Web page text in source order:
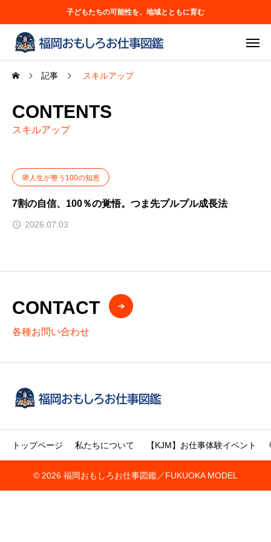
子どもたちの可能性を、地域とともに育む
記事 スキルアップ
CONTENTS
スキルアップ
🧭人生が整う100の知恵
7割の自信、100％の覚悟。つま先プルプル成長法
2026.07.03
CONTACT
各種お問い合わせ
トップページ 私たちについて 【KJM】お仕事体験イベント
© 2026 福岡おもしろお仕事図鑑／FUKUOKA MODEL